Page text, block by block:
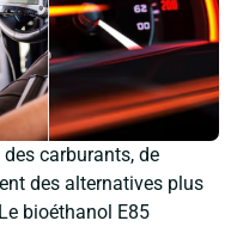
carburants, de
des alternatives plus
bioéthanol E85